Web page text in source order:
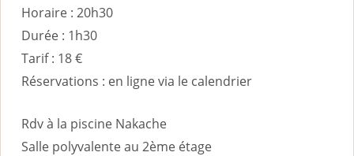
Horaire : 20h30
Durée : 1h30
Tarif : 18 €
Réservations : en ligne via le calendrier
Rdv à la piscine Nakache
Salle polyvalente au 2ème étage